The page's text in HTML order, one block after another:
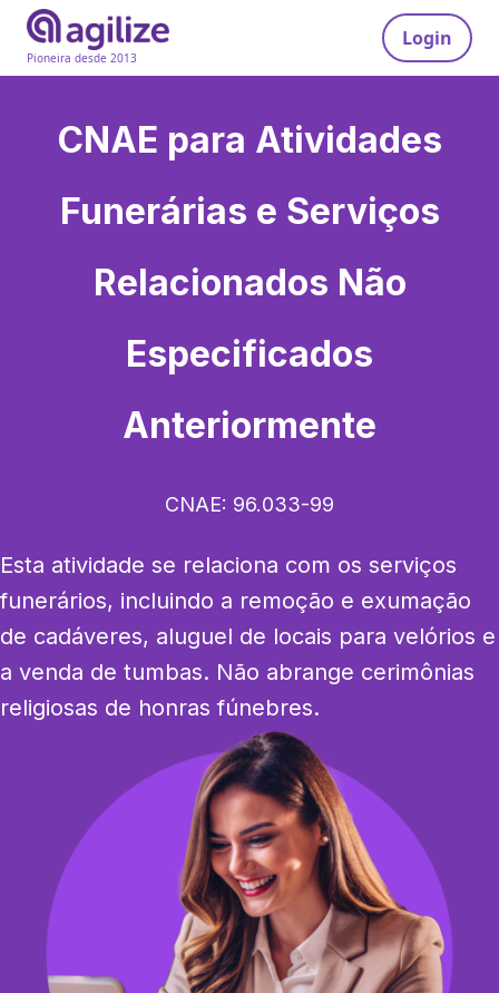
Pioneira desde 2013
Login
CNAE para Atividades
Funerárias e Serviços
Relacionados Não
Especificados
Anteriormente
CNAE: 96.033-99
Esta atividade se relaciona com os serviços
funerários, incluindo a remoção e exumação
de cadáveres, aluguel de locais para velórios e
a venda de tumbas. Não abrange cerimônias
religiosas de honras fúnebres.